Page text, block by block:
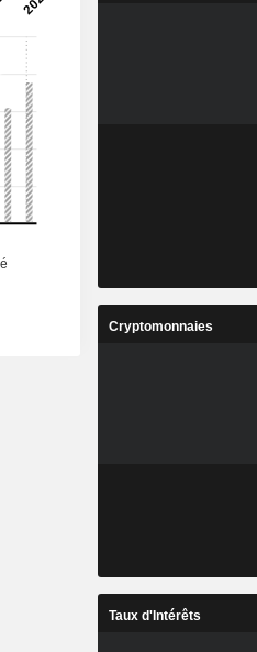
Cryptomonnaies
Taux d'Intérêts